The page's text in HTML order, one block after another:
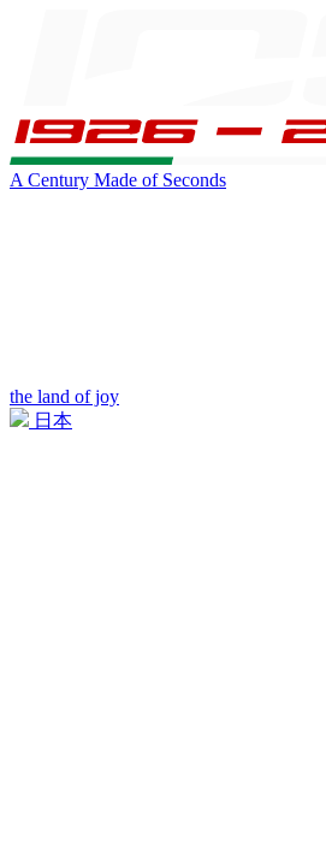
A Century Made of Seconds
the land of joy
日本